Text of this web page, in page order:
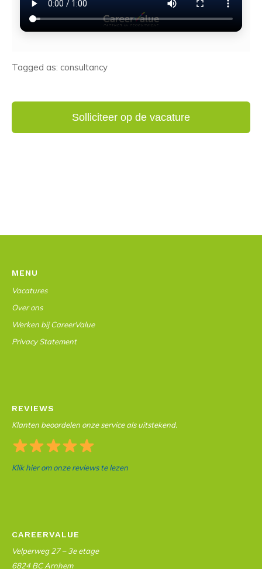
Tagged as: consultancy
MENU
Vacatures
Over ons
Werken bij CareerValue
Privacy Statement
REVIEWS
Klanten beoordelen onze service als uitstekend.
Klik hier om onze reviews te lezen
CAREERVALUE
Velperweg 27 – 3e etage
6824 BC Arnhem